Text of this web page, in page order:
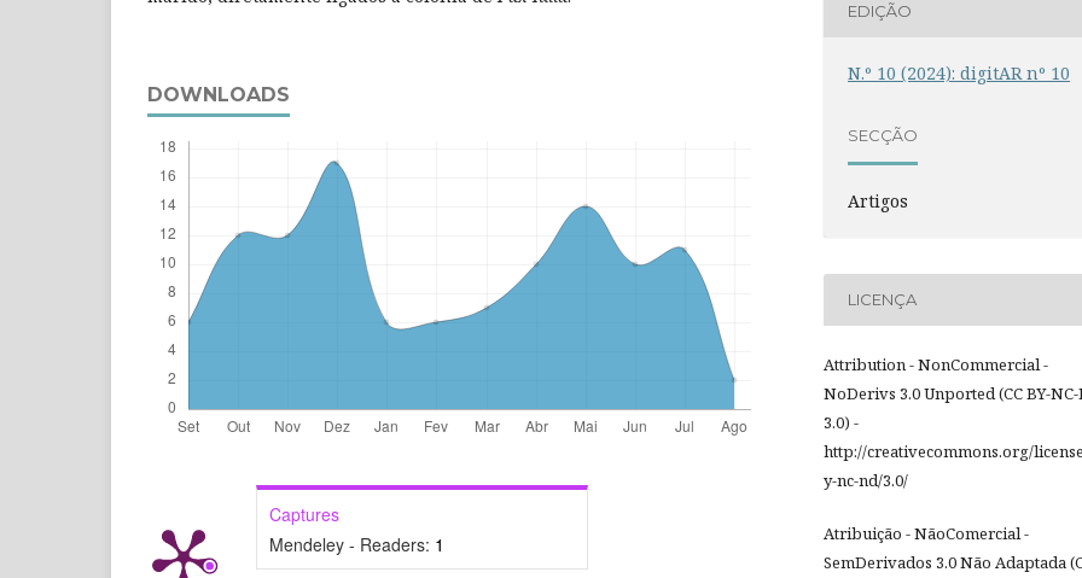
DOWNLOADS
Captures
Mendeley - Readers: 1
EDIÇÃO
N.º 10 (2024): digitAR nº 10
SECÇÃO
Artigos
LICENÇA
Attribution - NonCommercial -
NoDerivs 3.0 Unported (CC BY-
3.0) -
http://creativecommons.org/
y-nc-nd/3.0/
Atribuição - NãoComercial -
SemDerivados 3.0 Não Adaptada